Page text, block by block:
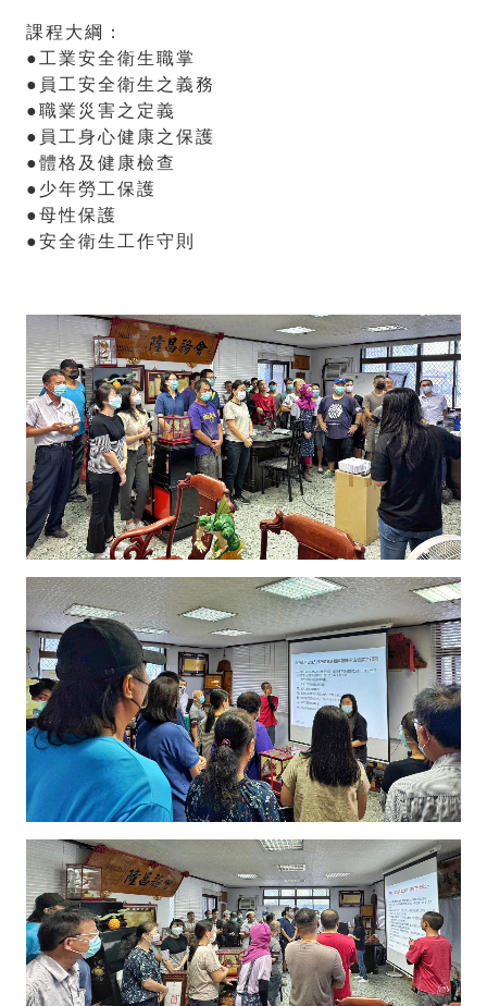
課程大綱：
●工業安全衛生職掌
●員工安全衛生之義務
●職業災害之定義
●員工身心健康之保護
●體格及健康檢查
●少年勞工保護
●母性保護
●安全衛生工作守則